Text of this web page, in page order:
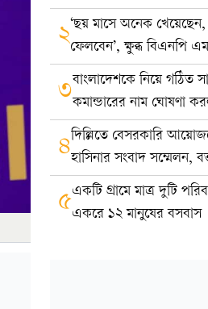
মামলা
২‘ছয় মাসে অনেক
ফেলবেন’, ক্ষুব্ধ বিএনপি
৩বাংলাদেশকে নিয়ে গঠিত
কমান্ডারের নাম ঘোষণা
৪দিল্লিতে বেসরকারি
হাসিনার সংবাদ সম্মেলন,
করে না সরকার: ভারত
৫একটি গ্রামে মাত্র দুটি
একরে ১২ মানুষের বসবাস